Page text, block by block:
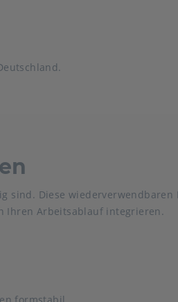
sind. Diese wiederverwendbaren
Ihren Arbeitsablauf integrieren.